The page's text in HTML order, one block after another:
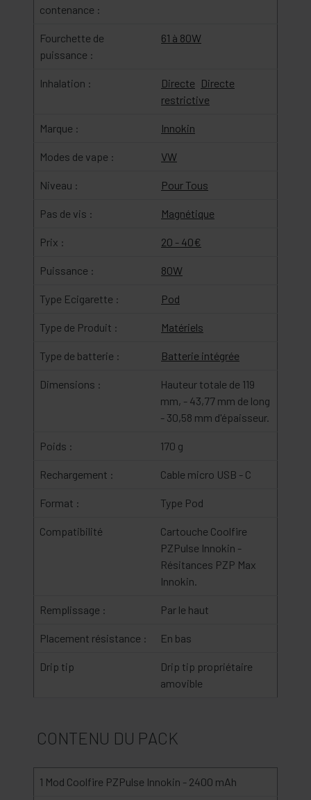
contenance :
Fourchette de
puissance :
61 à 80W
Inhalation : Directe Directe
restrictive
Marque : Innokin
Modes de vape : VW
Niveau : Pour Tous
Pas de vis : Magnétique
Prix : 20 - 40€
Puissance : 80W
Type Ecigarette : Pod
Type de Produit : Matériels
Type de batterie : Batterie intégrée
Dimensions :
Hauteur totale de 119
mm, - 43,77 mm de long
- 30,58 mm d'épaisseur.
Poids : 170 g
Rechargement : Cable micro USB - C
Format : Type Pod
Compatibilité
Cartouche Coolfire
PZPulse Innokin -
Résitances PZP Max
Innokin.
Remplissage : Par le haut
Placement résistance : En bas
Drip tip
Drip tip propriétaire
amovible
CONTENU DU PACK
1 Mod Coolfire PZPulse Innokin - 2400 mAh